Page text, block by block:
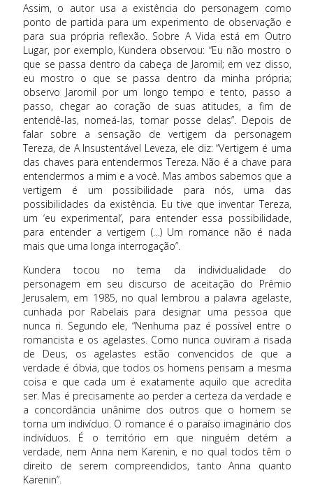
Assim, o autor usa a existência do personagem como
ponto de partida para um experimento de observação e
para sua própria reflexão. Sobre A Vida está em Outro
Lugar, por exemplo, Kundera observou: “Eu não mostro o
que se passa dentro da cabeça de Jaromil; em vez disso,
eu mostro o que se passa dentro da minha própria;
observo Jaromil por um longo tempo e tento, passo a
passo, chegar ao coração de suas atitudes, a fim de
entendê-las, nomeá-las, tomar posse delas”. Depois de
falar sobre a sensação de vertigem da personagem
Tereza, de A Insustentável Leveza, ele diz: “Vertigem é uma
das chaves para entendermos Tereza. Não é a chave para
entendermos a mim e a você. Mas ambos sabemos que a
vertigem é um possibilidade para nós, uma das
possibilidades da existência. Eu tive que inventar Tereza,
um ‘eu experimental’, para entender essa possibilidade,
para entender a vertigem (…) Um romance não é nada
mais que uma longa interrogação”.
Kundera tocou no tema da individualidade do
personagem em seu discurso de aceitação do Prêmio
Jerusalem, em 1985, no qual lembrou a palavra agelaste,
cunhada por Rabelais para designar uma pessoa que
nunca ri. Segundo ele, “Nenhuma paz é possível entre o
romancista e os agelastes. Como nunca ouviram a risada
de Deus, os agelastes estão convencidos de que a
verdade é óbvia, que todos os homens pensam a mesma
coisa e que cada um é exatamente aquilo que acredita
ser. Mas é precisamente ao perder a certeza da verdade e
a concordância unânime dos outros que o homem se
torna um indivíduo. O romance é o paraíso imaginário dos
indivíduos. É o território em que ninguém detém a
verdade, nem Anna nem Karenin, e no qual todos têm o
direito de serem compreendidos, tanto Anna quanto
Karenin”.